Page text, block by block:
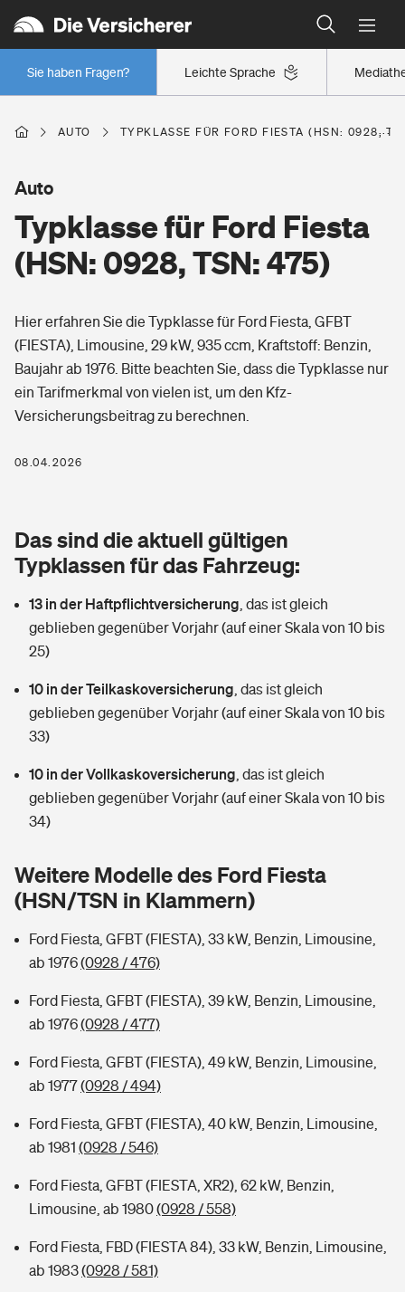
Leichte Sprache
Sie haben Fragen?
Wer versichert was: Jetzt Versicherer finden
Regionalklassen: So ist Ihre Region eingestuft
Wer versichert was: Jetzt Versicherer finden
Berufsunfähigkeitsversicherung
Erwerbsunfähigkeitsversicherung
Grundfähigkeitsversicherung
Arbeitsrechtsschutz
Berufshaftpflichtversicherung
Zur Übersicht
Tools
Wer versichert was: Jetzt Versicherer finden
Sie haben Fragen?
Wohnen
Glasversicherung
Mietkautionsversicherung
Restkreditversicherung
Zur Übersicht
Tools
Wer versichert was: Jetzt Versicherer finden
Sie haben Fragen?
Freizeit
Pri­vate Haft­pflicht­
Kinderunfall­ver­si­che­rung
Kinderinvalidität
Hundehalter-Haftpflicht
Handyversicherung
Musikinstrumentenversicherung
Zur Übersicht
Kinderunfall-Check: Mehr Sicherheit für deine Kids
Typklassen: So ist Ihr Auto eingestuft
Gesundheit
Private Krankenversicherung
Dread-Disease-Versicherung
Tierkrankenversicherung
Zur Übersicht
Tools
Wer versichert was: Jetzt Versicherer finden
Sie haben Fragen?
Rentenrechner: Wie viel Geld bekomme ich im Alter?
AUTO TYPKLASSE FÜR FORD FIESTA (HSN: 0928,
Typklasse für Ford Fiesta
(HSN: 0928, TSN: 475)
Auto
Hier erfahren Sie die Typklasse für Ford Fiesta, GFBT
(FIESTA), Limousine, 29 kW, 935 ccm, Kraftstoff: Benzin,
Baujahr ab 1976. Bitte beachten Sie, dass die Typklasse nur
ein Tarifmerkmal von vielen ist, um den Kfz-
Versicherungsbeitrag zu berechnen.
08.04.2026
Das sind die aktuell gültigen
Typklassen für das Fahrzeug:
13 in der Haftpflichtversicherung das ist gleich
geblieben gegenüber Vorjahr (auf einer Skala von 10 bis
25)
10 in der Teilkaskoversicherung das ist gleich
geblieben gegenüber Vorjahr (auf einer Skala von 10 bis
33)
10 in der Vollkaskoversicherung das ist gleich
geblieben gegenüber Vorjahr (auf einer Skala von 10 bis
34)
Weitere Modelle des Ford Fiesta
(HSN/TSN in Klammern)
Ford Fiesta, GFBT (FIESTA), 33 kW, Benzin, Limousine,
ab 1976(0928 / 476)
Ford Fiesta, GFBT (FIESTA), 39 kW, Benzin, Limousine,
ab 1976(0928 / 477)
Ford Fiesta, GFBT (FIESTA), 49 kW, Benzin, Limousine,
ab 1977(0928 / 494)
Ford Fiesta, GFBT (FIESTA), 40 kW, Benzin, Limousine,
ab 1981 (0928 / 546)
Ford Fiesta, GFBT (FIESTA, XR2), 62 kW, Benzin,
Limousine, ab 1980(0928 / 558)
Ford Fiesta, FBD (FIESTA 84), 33 kW, Benzin, Limousine,
ab 1983(0928 / 581)